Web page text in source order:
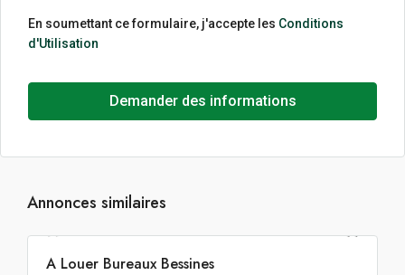
En soumettant ce formulaire, j'accepte les Conditions
d'Utilisation
Demander des informations
Annonces similaires
120€ m²/an HT HC
A Louer Bureaux Bessines